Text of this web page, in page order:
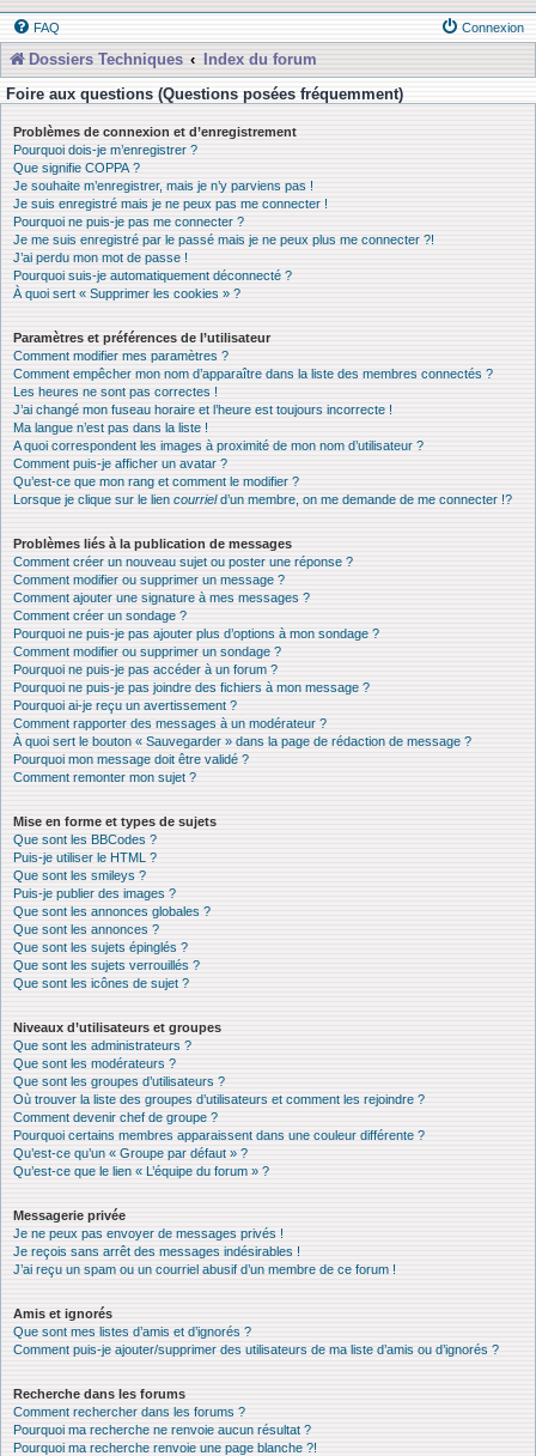
FAQ Connexion
Dossiers Techniques
Index du forum
Foire aux questions (Questions posées fréquemment)
Problèmes de connexion et d’enregistrement
Pourquoi dois-je m’enregistrer ?
Que signifie COPPA ?
Je souhaite m’enregistrer, mais je n’y parviens pas !
Je suis enregistré mais je ne peux pas me connecter !
Pourquoi ne puis-je pas me connecter ?
Je me suis enregistré par le passé mais je ne peux plus me connecter ?!
J’ai perdu mon mot de passe !
Pourquoi suis-je automatiquement déconnecté ?
À quoi sert « Supprimer les cookies » ?
Paramètres et préférences de l’utilisateur
Comment modifier mes paramètres ?
Comment empêcher mon nom d’apparaître dans la liste des membres connectés ?
Les heures ne sont pas correctes !
J’ai changé mon fuseau horaire et l’heure est toujours incorrecte !
Ma langue n’est pas dans la liste !
A quoi correspondent les images à proximité de mon nom d’utilisateur ?
Comment puis-je afficher un avatar ?
Qu’est-ce que mon rang et comment le modifier ?
Lorsque je clique sur le lien courrield’un membre, on me demande de me connecter !?
Problèmes liés à la publication de messages
Comment créer un nouveau sujet ou poster une réponse ?
Comment modifier ou supprimer un message ?
Comment ajouter une signature à mes messages ?
Comment créer un sondage ?
Pourquoi ne puis-je pas ajouter plus d’options à mon sondage ?
Comment modifier ou supprimer un sondage ?
Pourquoi ne puis-je pas accéder à un forum ?
Pourquoi ne puis-je pas joindre des fichiers à mon message ?
Pourquoi ai-je reçu un avertissement ?
Comment rapporter des messages à un modérateur ?
À quoi sert le bouton « Sauvegarder » dans la page de rédaction de message ?
Pourquoi mon message doit être validé ?
Comment remonter mon sujet ?
Mise en forme et types de sujets
Que sont les BBCodes ?
Puis-je utiliser le HTML ?
Que sont les smileys ?
Puis-je publier des images ?
Que sont les annonces globales ?
Que sont les annonces ?
Que sont les sujets épinglés ?
Que sont les sujets verrouillés ?
Que sont les icônes de sujet ?
Niveaux d’utilisateurs et groupes
Que sont les administrateurs ?
Que sont les modérateurs ?
Que sont les groupes d’utilisateurs ?
Où trouver la liste des groupes d’utilisateurs et comment les rejoindre ?
Comment devenir chef de groupe ?
Pourquoi certains membres apparaissent dans une couleur différente ?
Qu’est-ce qu’un « Groupe par défaut » ?
Qu’est-ce que le lien « L’équipe du forum » ?
Messagerie privée
Je ne peux pas envoyer de messages privés !
Je reçois sans arrêt des messages indésirables !
J’ai reçu un spam ou un courriel abusif d’un membre de ce forum !
Amis et ignorés
Que sont mes listes d’amis et d’ignorés ?
Comment puis-je ajouter/supprimer des utilisateurs de ma liste d’amis ou d’ignorés ?
Recherche dans les forums
Comment rechercher dans les forums ?
Pourquoi ma recherche ne renvoie aucun résultat ?
Pourquoi ma recherche renvoie une page blanche ?!